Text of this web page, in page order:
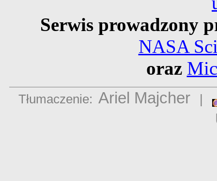
Serwis prowadzony
NASA
oraz
Tłumaczenie: Ariel Majcher |